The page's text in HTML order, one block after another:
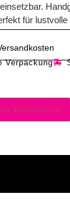
für lustvolle
Verpackung
Warenkorb